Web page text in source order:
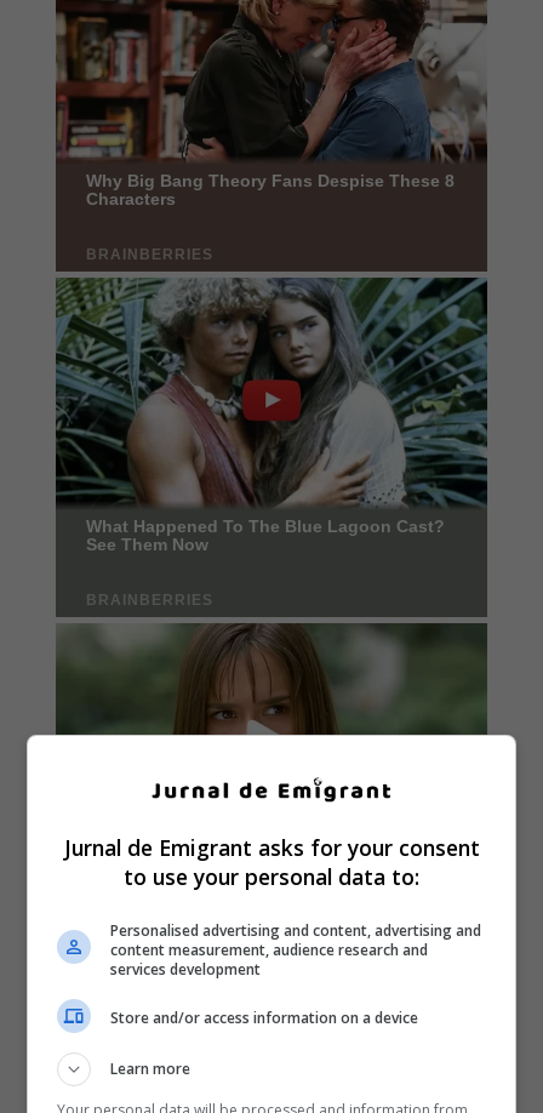
Jurnal de Emigrant asks for your consent
to use your personal data to:
Personalised advertising and content, advertising and
content measurement, audience research and
services development
Store and/or access information on a device
Learn more